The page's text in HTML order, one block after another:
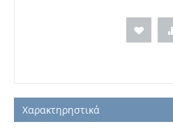
Χαρακτηρηστικά